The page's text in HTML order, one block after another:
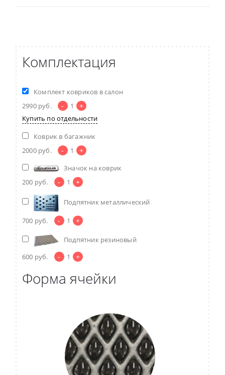
Комплектация
Комплект ковриков в салон
2990 руб. - 1 +
Купить по отдельности
Коврик в багажник
2000 руб. - 1 +
Значок на коврик
200 руб. - 1 +
Подпятник металлический
700 руб. - 1 +
Подпятник резиновый
600 руб. - 1 +
Форма ячейки